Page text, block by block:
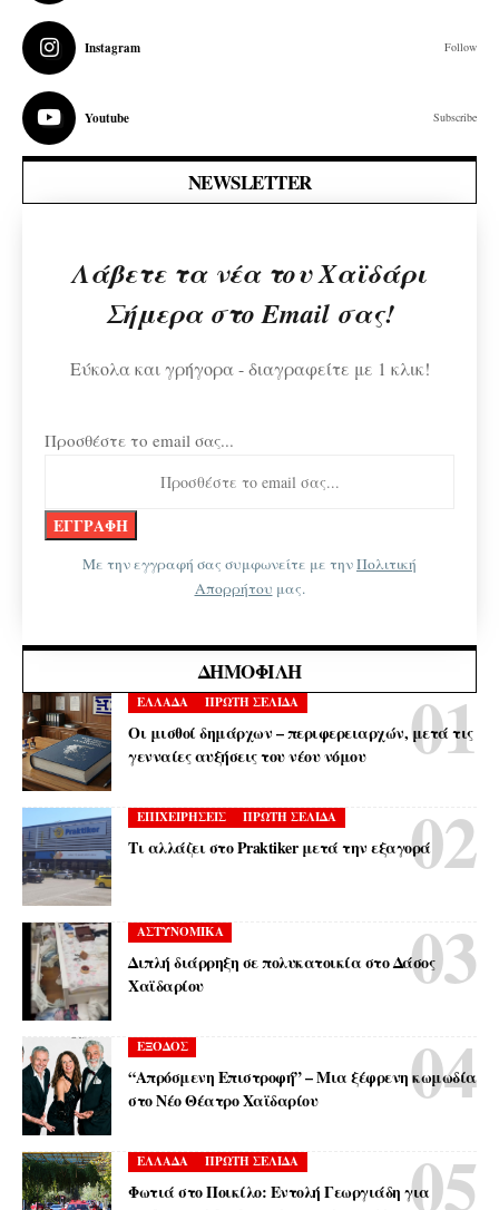
Instagram Follow
Youtube Subscribe
NEWSLETTER
Λάβετε τα νέα του Χαϊδάρι
Σήμερα στο Email σας!
Εύκολα και γρήγορα - διαγραφείτε με 1 κλικ!
Προσθέστε το email σας...
Με την εγγραφή σας συμφωνείτε με τηνΠολιτική
Απορρήτου μας.
ΔΗΜΟΦΙΛΉ
ΕΛΛΑΔΑ ΠΡΩΤΗ ΣΕΛΙΔΑ
Οι μισθοί δημάρχων – περιφερειαρχών, μετά τις
γενναίες αυξήσεις του νέου νόμου
ΕΠΙΧΕΙΡΗΣΕΙΣ ΠΡΩΤΗ ΣΕΛΙΔΑ
Τι αλλάζει στο Praktiker μετά την εξαγορά
ΑΣΤΥΝΟΜΙΚΑ
Διπλή διάρρηξη σε πολυκατοικία στο Δάσος
Χαϊδαρίου
ΕΞΟΔΟΣ
“Απρόσμενη Επιστροφή” – Μια ξέφρενη κωμωδία
στο Νέο Θέατρο Χαϊδαρίου
ΕΛΛΑΔΑ ΠΡΩΤΗ ΣΕΛΙΔΑ
Φωτιά στο Ποικίλο: Εντολή Γεωργιάδη για